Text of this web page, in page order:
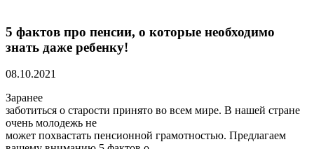
5 фактов про пенсии, о которые необходимо
знать даже ребенку!
08.10.2021
Заранее
заботиться о старости принято во всем мире. В нашей стране
очень молодежь не
может похвастать пенсионной грамотностью. Предлагаем